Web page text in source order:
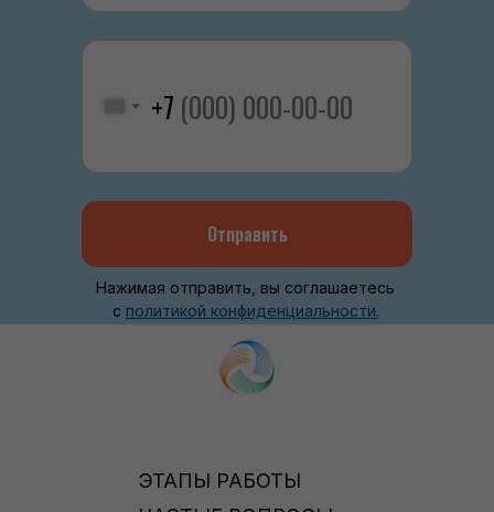
+7
Отправить
Нажимая отправить, вы соглашаетесь
с политикой конфиденциальности.
ЭТАПЫ РАБОТЫ